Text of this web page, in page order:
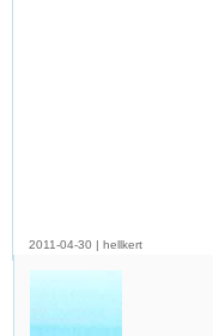
2011-04-30 | hellkert